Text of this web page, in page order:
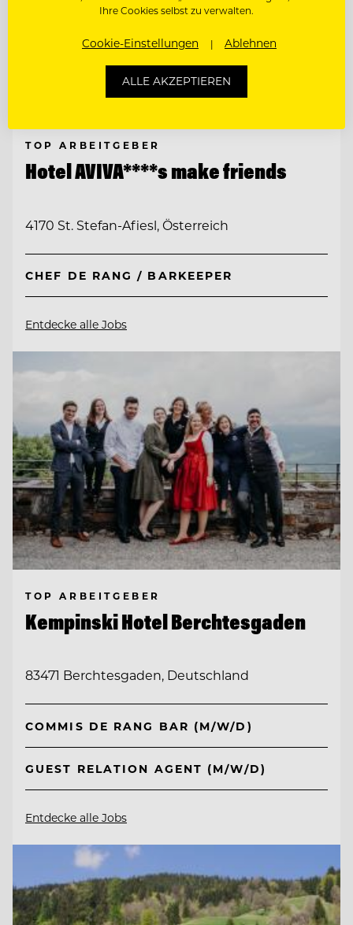
TOP ARBEITGEBER
Hotel AVIVA****s make friends
4170 St. Stefan-Afiesl, Österreich
CHEF DE RANG / BARKEEPER
Entdecke alle Jobs
TOP ARBEITGEBER
Kempinski Hotel Berchtesgaden
83471 Berchtesgaden, Deutschland
COMMIS DE RANG BAR (M/W/D)
GUEST RELATION AGENT (M/W/D)
Entdecke alle Jobs
Ihre Cookies selbst zu verwalten.
Cookie-Einstellungen Ablehnen
ALLE AKZEPTIEREN